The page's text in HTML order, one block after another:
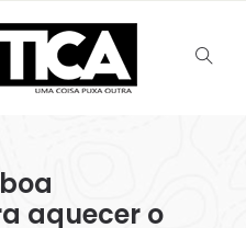
aquecer o